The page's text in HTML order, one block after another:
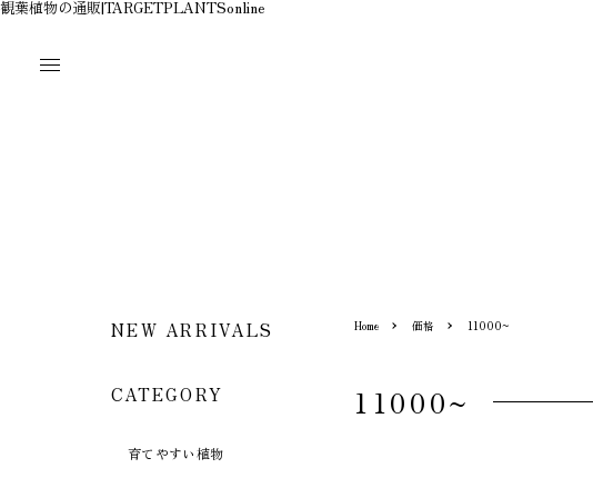
観葉植物の通販|TARGETPLANTSonline
NEW ARRIVALS
CATEGORY
育てやすい植物
Home 価格 11000~
11000~